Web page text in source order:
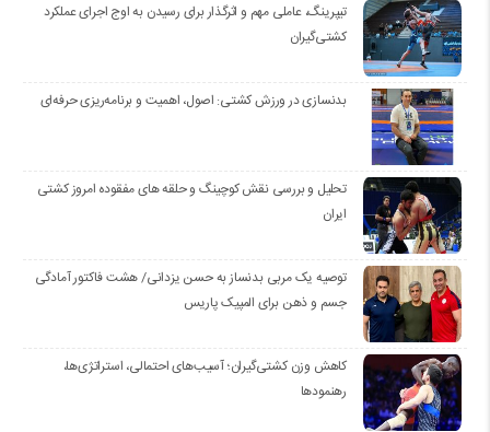
تیپرینگ، عاملی مهم و اثرگذار برای رسیدن به اوج اجرای عملکرد
کشتی‌گیران
بدنسازی در ورزش کشتی: اصول، اهمیت و برنامه‌ریزی حرفه‌ای
تحلیل و بررسی نقش کوچینگ و حلقه های مفقوده امروز کشتی
ایران
توصیه یک مربی بدنساز به حسن یزدانی/ هشت فاکتور آمادگی
جسم و ذهن برای المپیک پاریس
کاهش وزن کشتی‌گیران؛ آسیب‌های احتمالی، استراتژی‌ها،
رهنمودها